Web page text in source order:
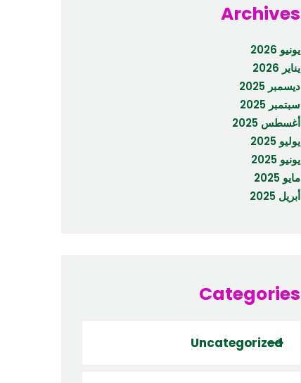
Archives
يونيو 2026
يناير 2026
ديسمبر 2025
سبتمبر 2025
أغسطس 2025
يوليو 2025
يونيو 2025
مايو 2025
أبريل 2025
Categories
Uncategorized